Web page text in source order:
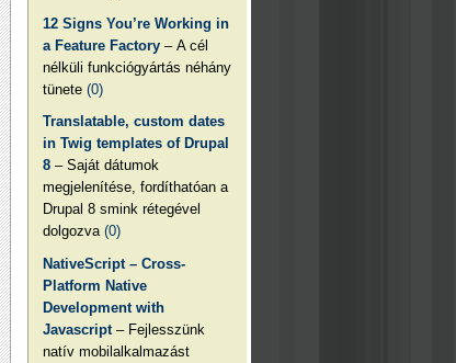
12 Signs You’re Working in
a Feature Factory – A cél
nélküli funkciógyártás néhány
tünete(0)
Translatable, custom dates
in Twig templates of Drupal
8 – Saját dátumok
megjelenítése, fordíthatóan a
Drupal 8 smink rétegével
dolgozva(0)
NativeScript – Cross-
Platform Native
Development with
Javascript – Fejlesszünk
natív mobilalkalmazást